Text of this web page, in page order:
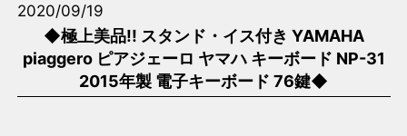
2020/09/19
◆極上美品!! スタンド・イス付き YAMAHA
piaggero ピアジェーロ ヤマハ キーボード NP-31
2015年製 電子キーボード 76鍵◆